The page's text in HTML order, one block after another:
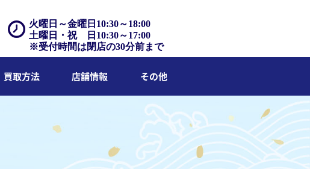
火曜日～金曜日10:30～18:00
土曜日・祝 日10:30～17:00
※受付時間は閉店の30分前まで
買取方法 店舗情報 その他